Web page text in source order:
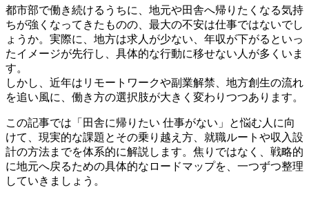
都市部で働き続けるうちに、地元や田舎へ帰りたくなる気持
ちが強くなってきたものの、最大の不安は仕事ではないでし
ょうか。実際に、地方は求人が少ない、年収が下がるといっ
たイメージが先行し、具体的な行動に移せない人が多くいま
す。
しかし、近年はリモートワークや副業解禁、地方創生の流れ
を追い風に、働き方の選択肢が大きく変わりつつあります。
この記事では「田舎に帰りたい 仕事がない」と悩む人に向
けて、現実的な課題とその乗り越え方、就職ルートや収入設
計の方法までを体系的に解説します。焦りではなく、戦略的
に地元へ戻るための具体的なロードマップを、一つずつ整理
していきましょう。